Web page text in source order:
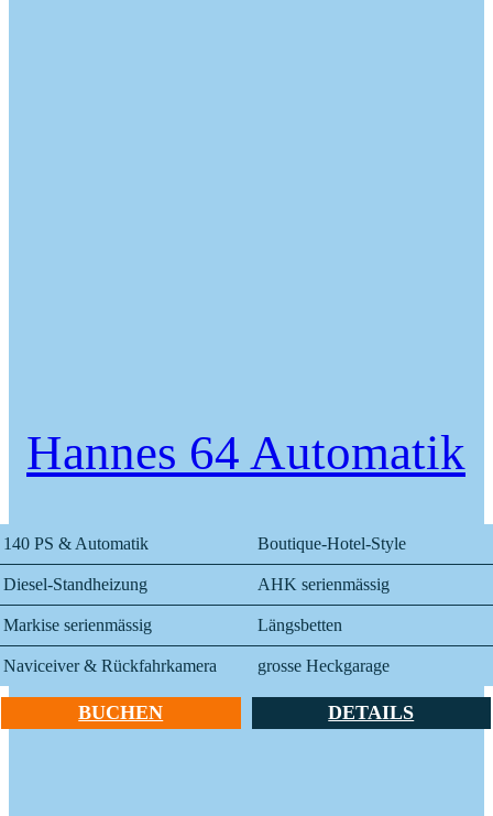
Hannes 64 Automatik
140 PS & Automatik Boutique-Hotel-Style
Diesel-Standheizung AHK serienmässig
Markise serienmässig Längsbetten
Naviceiver & Rückfahrkamera grosse Heckgarage
BUCHEN DETAILS